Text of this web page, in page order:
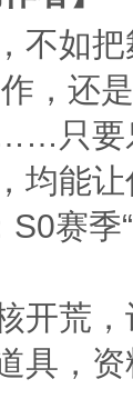
如把
，还
只要
均能
赛季“
荒，
具，